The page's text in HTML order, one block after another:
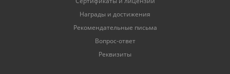
Награды и достижения
Рекомендательные письма
Вопрос-ответ
Реквизиты